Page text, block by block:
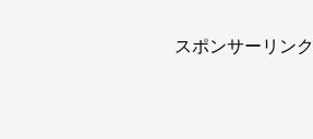
スポンサーリンク